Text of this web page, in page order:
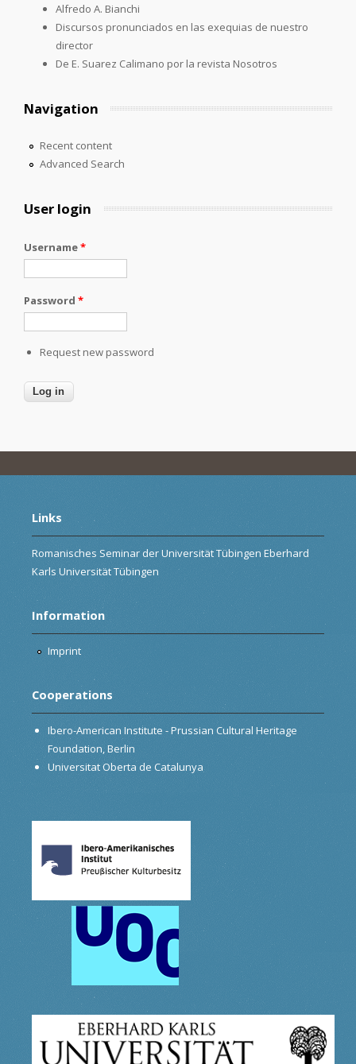
Alfredo A. Bianchi
Discursos pronunciados en las exequias de nuestro
director
De E. Suarez Calimano por la revista Nosotros
Navigation
Recent content
Advanced Search
User login
Username*
Password *
Request new password
Links
Romanisches Seminar der Universität Tübingen Eberhard
Karls Universität Tübingen
Information
Imprint
Cooperations
Ibero-American Institute - Prussian Cultural Heritage
Foundation, Berlin
Universitat Oberta de Catalunya